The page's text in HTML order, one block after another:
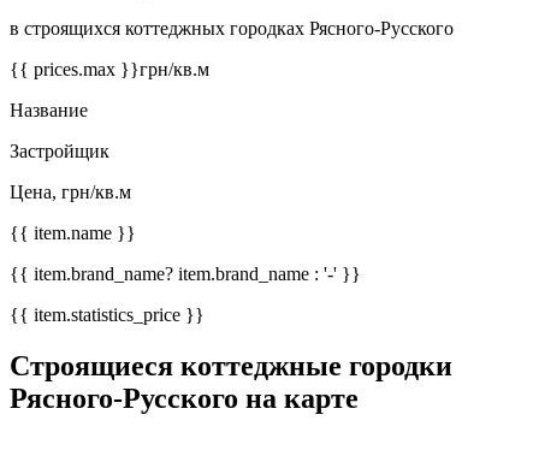
в строящихся коттеджных городках Рясного-Русского
{{ prices.max }}грн/кв.м
Название
Застройщик
Цена, грн/кв.м
{{ item.name }}
{{ item.brand_name? item.brand_name : '-' }}
{{ item.statistics_price }}
Строящиеся коттеджные городки
Рясного-Русского на карте